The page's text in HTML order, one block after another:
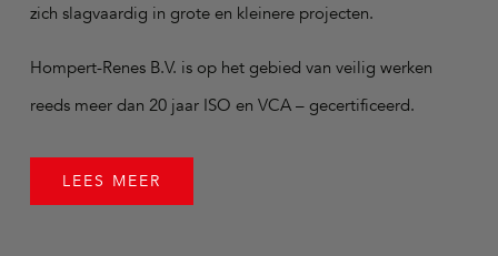
zich slagvaardig in grote en kleinere projecten.
Hompert-Renes B.V. is op het gebied van veilig werken
reeds meer dan 20 jaar ISO en VCA – gecertificeerd.
LEES MEER